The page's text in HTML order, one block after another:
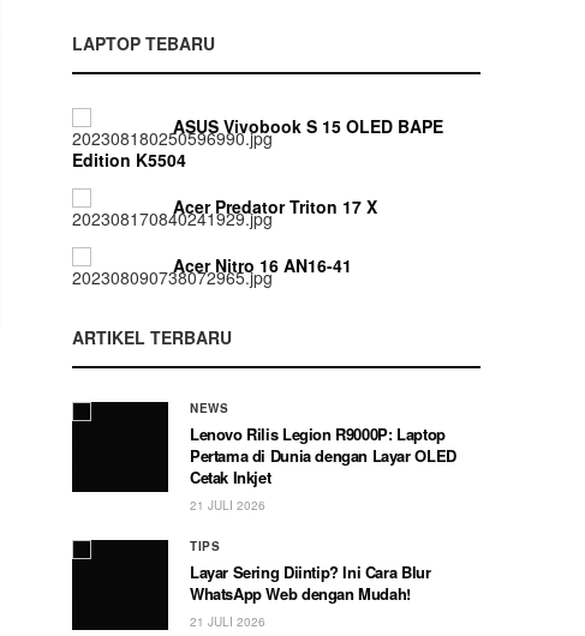
LAPTOP TEBARU
ASUS Vivobook S 15 OLED BAPE
Edition K5504
Acer Predator Triton 17 X
Acer Nitro 16 AN16-41
ARTIKEL TERBARU
NEWS
Lenovo Rilis Legion R9000P: Laptop
Pertama di Dunia dengan Layar OLED
Cetak Inkjet
21 JULI 2026
TIPS
Layar Sering Diintip? Ini Cara Blur
WhatsApp Web dengan Mudah!
21 JULI 2026